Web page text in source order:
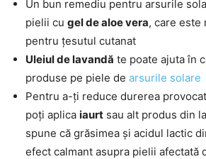
Un bun remediu pentru arsurile
pielii cu gel de aloe vera, care este
pentru țesutul cutanat
Uleiul de lavandă te poate ajuta în
produse pe piele de arsurile solare
Pentru a-ți reduce durerea
poți aplica iaurt sau alt produs din
spune că grăsimea și acidul lactic
efect calmant asupra pielii afectată